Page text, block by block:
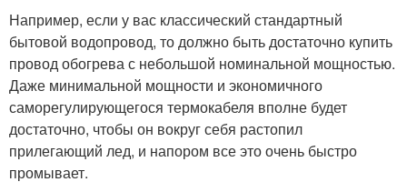
Например, если у вас классический стандартный
бытовой водопровод, то должно быть достаточно купить
провод обогрева с небольшой номинальной мощностью.
Даже минимальной мощности и экономичного
саморегулирующегося термокабеля вполне будет
достаточно, чтобы он вокруг себя растопил
прилегающий лед, и напором все это очень быстро
промывает.